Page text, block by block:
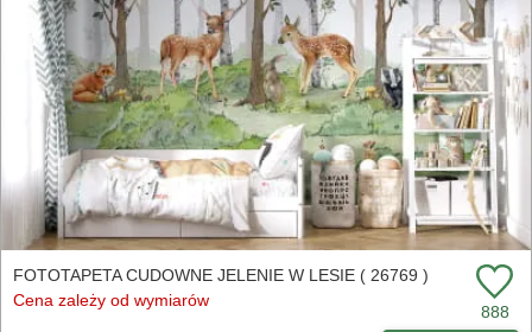
FOTOTAPETA CUDOWNE JELENIE W LESIE ( 26769 )
Cena zależy od wymiarów
888